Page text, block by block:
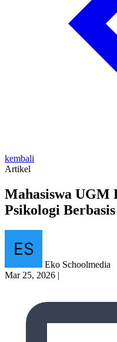
kembali
Artikel
Mahasiswa UGM
Psikologi
Eko Schoolmedia
Mar 25, 2026 |